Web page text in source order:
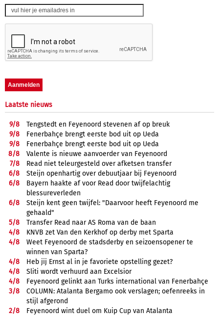
Laatste nieuws
9/8
Tengstedt en Feyenoord stevenen af op breuk
9/8
Fenerbahçe brengt eerste bod uit op Ueda
9/8
Fenerbahçe brengt eerste bod uit op Ueda
8/8
Valente is nieuwe aanvoerder van Feyenoord
7/8
Read niet teleurgesteld over afketsen transfer
6/8
Steijn openhartig over debuutjaar bij Feyenoord
6/8
Bayern haakte af voor Read door twijfelachtig
blessureverleden
6/8
Steijn kent geen twijfel: "Daarvoor heeft Feyenoord me
gehaald"
5/8
Transfer Read naar AS Roma van de baan
4/8
KNVB zet Van den Kerkhof op derby met Sparta
4/8
Weet Feyenoord de stadsderby en seizoensopener te
winnen van Sparta?
4/8
Heb jij Ernst al in je favoriete opstelling gezet?
4/8
Sliti wordt verhuurd aan Excelsior
4/8
Feyenoord gelinkt aan Turks international van Fenerbahçe
3/8
COLUMN: Atalanta Bergamo ook verslagen; oefenreeks in
stijl afgerond
2/8
Feyenoord wint duel om Kuip Cup van Atalanta